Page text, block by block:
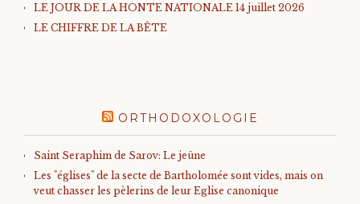
LE JOUR DE LA HONTE NATIONALE 14 juillet 2026
LE CHIFFRE DE LA BÊTE
ORTHODOXOLOGIE
Saint Seraphim de Sarov: Le jeûne
Les "églises" de la secte de Bartholomée sont vides, mais on
veut chasser les pèlerins de leur Eglise canonique